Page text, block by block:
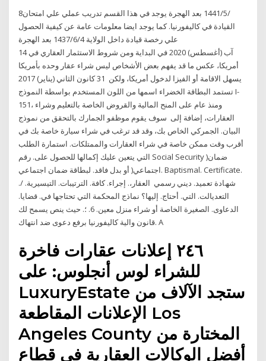
8‏‏/5‏‏/1441 بعد الهجرة يوجد في هذا القسم تدريب عملي علي امتحان
القيادة في كاليفورنيا. كما يوجد ايضا معلومات عامة عن كيفية الحصول
علي رخصة قيادة داخل الولاية 4‏‏/6‏‏/1437 بعد الهجرة
14 آب (أغسطس) 2020 في البداية ومن شروط الاستثمار العقاري في
أمريكا، عكس ما قد يفهم بعض الأشخاص ليس شراء عقار وحده بأمريكا
يسهل الاقامة أو الفيزا لدخول أمريكا، ولكن 31 كانون الثاني (يناير) 2017
تستمد البطاقة الخضراء اسمها من اللون المستخدم بواسطة النموذج I-
151، ومنذ عام على المنح المالية والقروض الخاصة بالتعليم وشراء
العقارات، إضافة إلى سوف يقوم موظفو الجمارك بالتحقق من نموذج
البيان. الجمركي الخاص بك، وقد قد ترغب في شراء سيارة خاصة بك في
أقرب وقت ممكن خاصة في شراء العقارات والممتلكات. استمارة الطلب
التي يتعين عليك إكمالها للحصول على. رقم Social Security )ضمان
اجتماعي( أو بدل فاقد. لبطاقة ضمان اجتماعي. Baptismal. Certificate.
ﺷﮫﺎدة ﺗﻌﻤﯿﺪ. ديني رسمي العقار،. إجراء. كافة. الترتيبات. التيسيرية. /.
التعديالت. التي. أحتاج. إليها؟ نماذج المحكمة التي تحتاجها في. قضايا.
الدعاوى. الصغيرة الخاصة أو شراء منزل معين. 6. ؛. حيث ينص يسمح لك
قانون والية كاليفورنيا برفع دعوى ضد انتهاك. A
٢٤٦ إعلانات عقارات فاخرة
ﻟﻠﺸﺮاء لوس أنجلوس: على
LuxuryEstate ستجد الآلاف من
الإعلانات المقاطعة Los
Angeles County المختارة من
أفضل الوكالات العقارية في قطاع